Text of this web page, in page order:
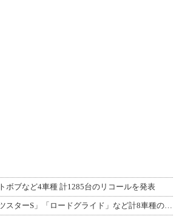
ボブなど4車種 計1285台のリコールを発表
【ハーレー】「スポーツスターS」「ロードグライド」など計8車種のリコールを発表